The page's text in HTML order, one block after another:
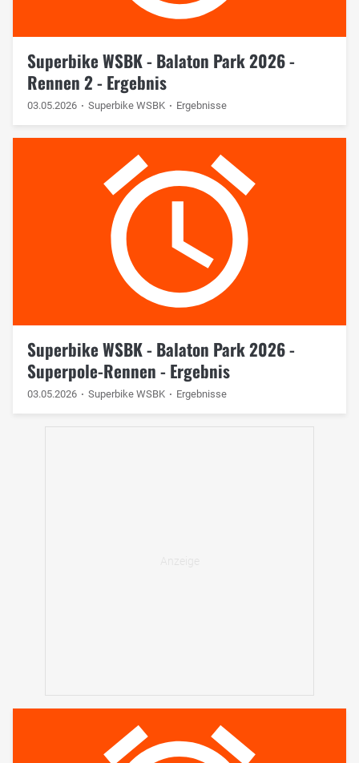
Superbike WSBK - Balaton Park 2026 -
Rennen 2 - Ergebnis
03.05.2026 Superbike WSBK Ergebnisse
Superbike WSBK - Balaton Park 2026 -
Superpole-Rennen - Ergebnis
03.05.2026 Superbike WSBK Ergebnisse